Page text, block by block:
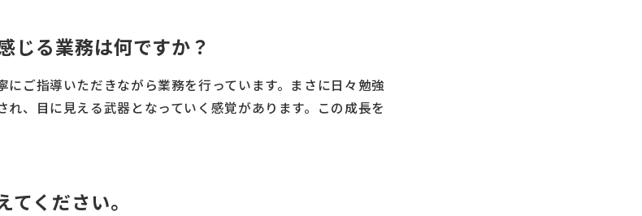
じる業務は何ですか？
ご指導いただきながら業務を行っています。まさに日々勉強
、目に見える武器となっていく感覚があります。この成長を
ください。